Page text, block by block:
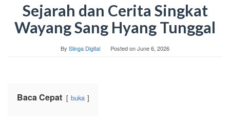
Sejarah dan Cerita Singkat
Wayang Sang Hyang Tunggal
By Slinga Digital Posted onJune 6, 2026
Baca Cepat buka